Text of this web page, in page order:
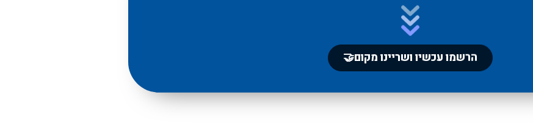
הרשמו עכשיו ושריינו מקום🤝